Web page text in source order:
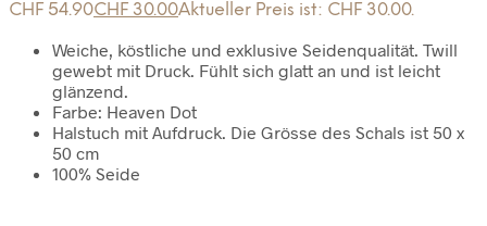
CHF 54.90CHF 30.00Aktueller Preis ist: CHF 30.00.
Weiche, köstliche und exklusive Seidenqualität. Twill
gewebt mit Druck. Fühlt sich glatt an und ist leicht
glänzend.
Farbe: Heaven Dot
Halstuch mit Aufdruck. Die Grösse des Schals ist 50 x
50 cm
100% Seide